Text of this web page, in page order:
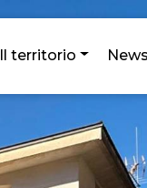
Il territorio